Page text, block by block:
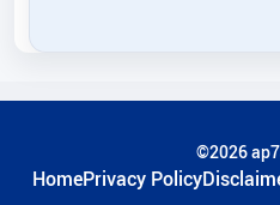
©2026
HomePrivacy Policy